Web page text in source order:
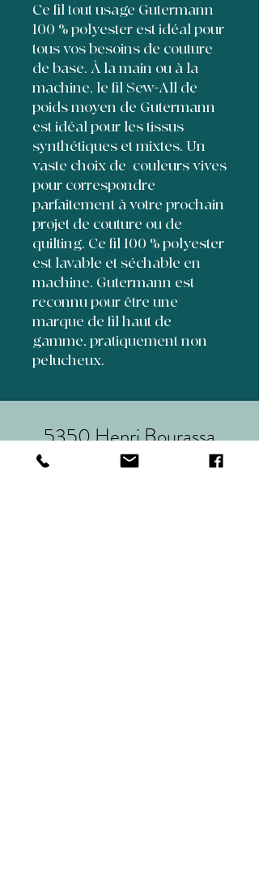
Ce fil tout usage Gutermann
100 % polyester est idéal pour
tous vos besoins de couture
de base. À la main ou à la
machine, le fil Sew-All de
poids moyen de Gutermann
est idéal pour les tissus
synthétiques et mixtes. Un
vaste choix de couleurs vives
pour correspondre
parfaitement à votre prochain
projet de couture ou de
quilting. Ce fil 100 % polyester
est lavable et séchable en
machine. Gutermann est
reconnu pour être une
marque de fil haut de
gamme, pratiquement non
pelucheux.
5350 Henri Bourassa
suite 70